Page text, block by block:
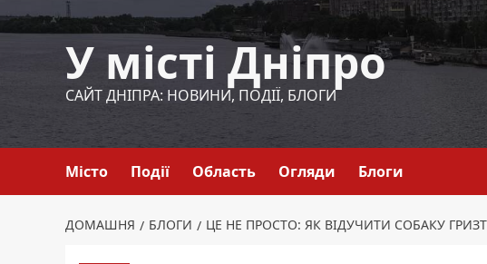
до
У місті Дніпро
САЙТ ДНІПРА: НОВИНИ, ПОДІЇ, БЛОГИ
Місто Події Область Огляди Блоги
ДОМАШНЯ БЛОГИ ЦЕ НЕ ПРОСТО: ЯК ВІДУЧИТИ СОБАКУ